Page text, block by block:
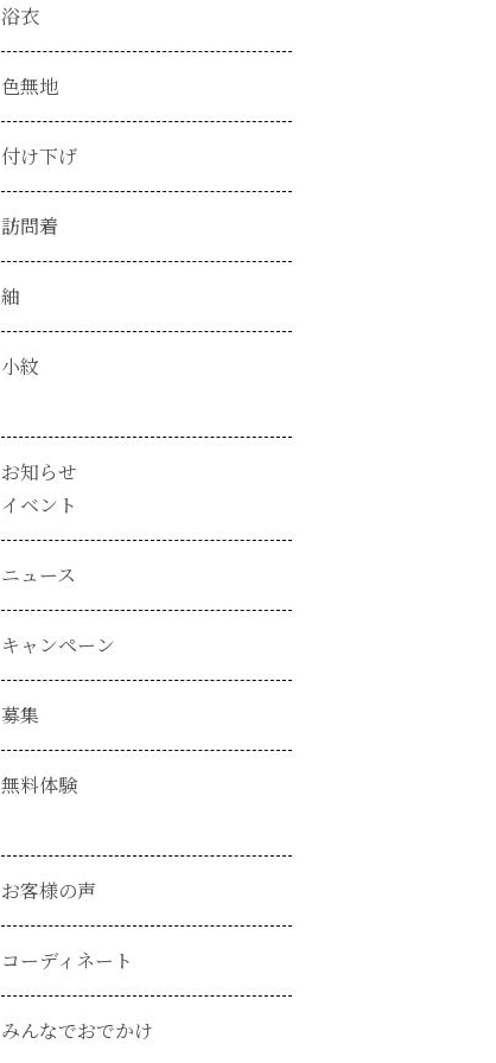
浴衣
色無地
付け下げ
訪問着
紬
小紋
お知らせ
イベント
ニュース
キャンペーン
募集
無料体験
お客様の声
コーディネート
みんなでおでかけ